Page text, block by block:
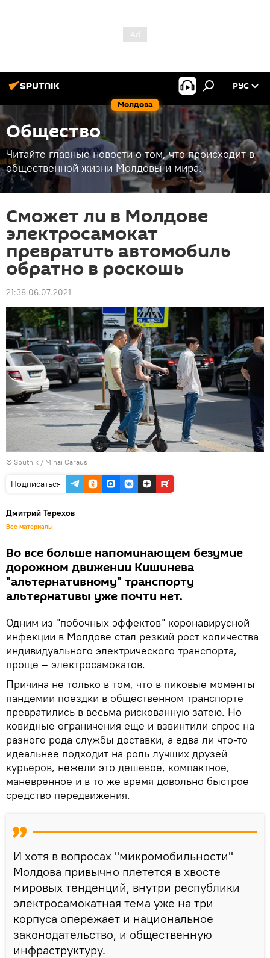
Молдова
РУС
Общество
Читайте главные новости о том, что происходит в
общественной жизни Молдовы и мира.
Сможет ли в Молдове
электросамокат
превратить автомобиль
обратно в роскошь
21:38 06.07.2021
© Sputnik / Mihai Caraus
Подписаться
Дмитрий Терехов
Все материалы
Во все больше напоминающем безумие
дорожном движении Кишинева
"альтернативному" транспорту
альтернативы уже почти нет.
Одним из "побочных эффектов" коронавирусной
инфекции в Молдове стал резкий рост количества
индивидуального электрического транспорта,
проще – электросамокатов.
Причина не только в том, что в пиковые моменты
пандемии поездки в общественном транспорте
превратились в весьма рискованную затею. Но
ковидные ограничения еще и взвинтили спрос на
разного рода службы доставки, а едва ли что-то
идеальнее подходит на роль лучших друзей
курьеров, нежели это дешевое, компактное,
маневренное и в то же время довольно быстрое
средство передвижения.
И хотя в вопросах "микромобильности"
Молдова привычно плетется в хвосте
мировых тенденций, внутри республики
электросамокатная тема уже на три
корпуса опережает и национальное
законодательство, и общественную
инфраструктуру.